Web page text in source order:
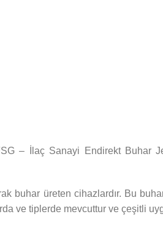
– İlaç Sanayi Endirekt Buhar
buhar üreten cihazlardır. Bu
ve tiplerde mevcuttur ve çeşitli